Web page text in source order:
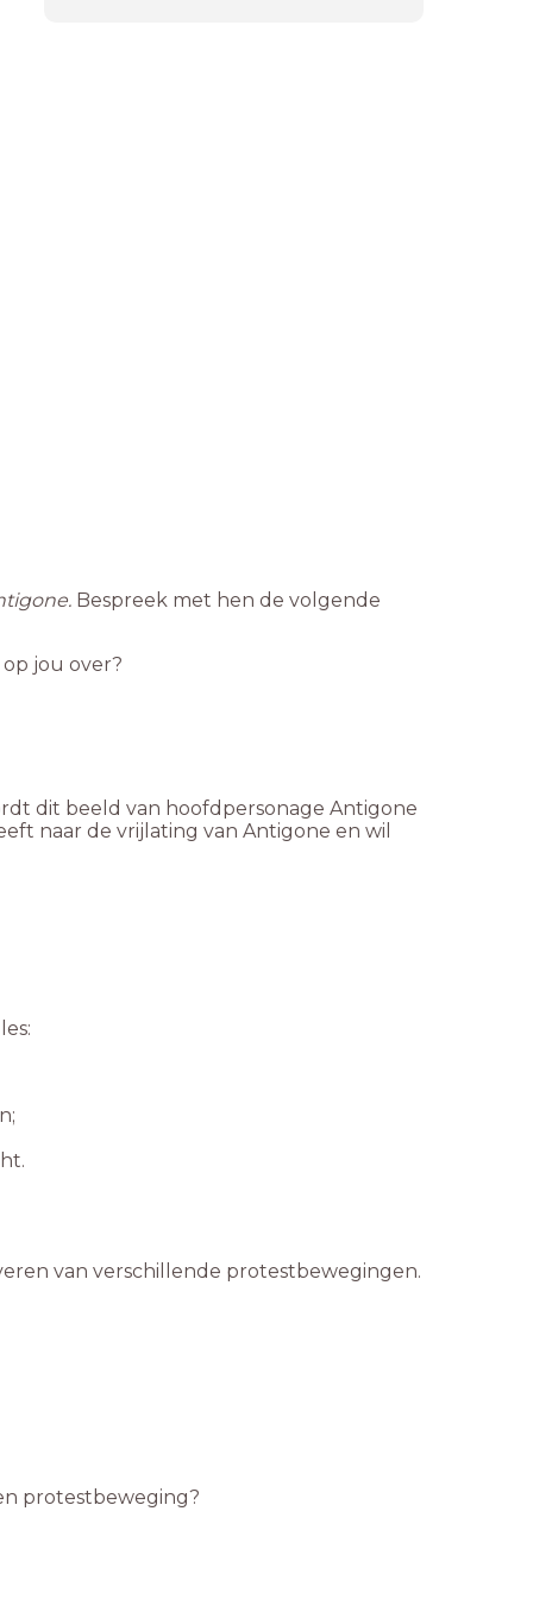
Bespreek met hen de volgende
jou over?
dit beeld van hoofdpersonage Antigone
naar de vrijlating van Antigone en wil
van verschillende protestbewegingen.
protestbeweging?